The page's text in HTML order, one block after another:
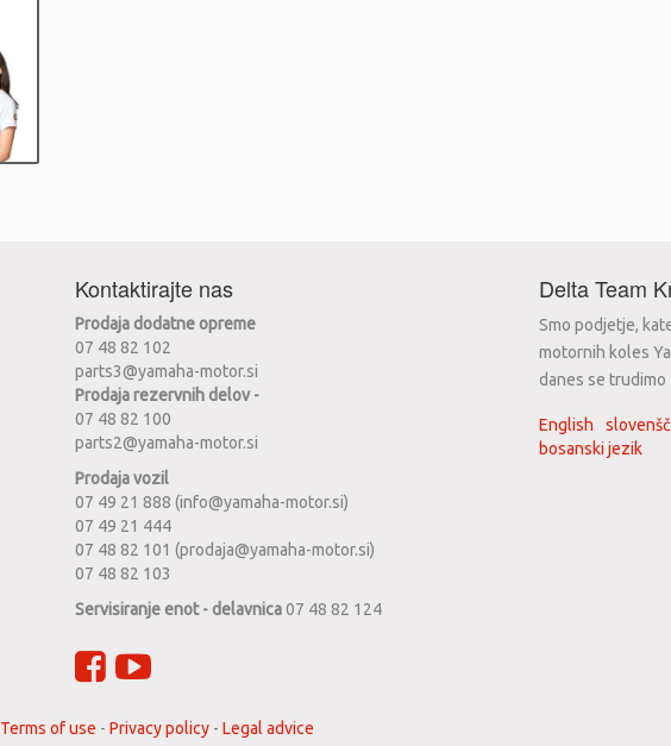
Kontaktirajte nas
Prodaja dodatne opreme
07 48 82 102
parts3@yamaha-motor.si
Prodaja rezervnih delov -
07 48 82 100
parts2@yamaha-motor.si
Prodaja vozil
07 49 21 888 (info@yamaha-motor.si)
07 49 21 444
07 48 82 101 (prodaja@yamaha-motor.si)
07 48 82 103
Servisiranje enot - delavnica07 48 82 124
Delta Team
Smo podjetje,
motornih koles
danes se
English
bosanski jezik
Terms of use - Privacy policy - Legal advice